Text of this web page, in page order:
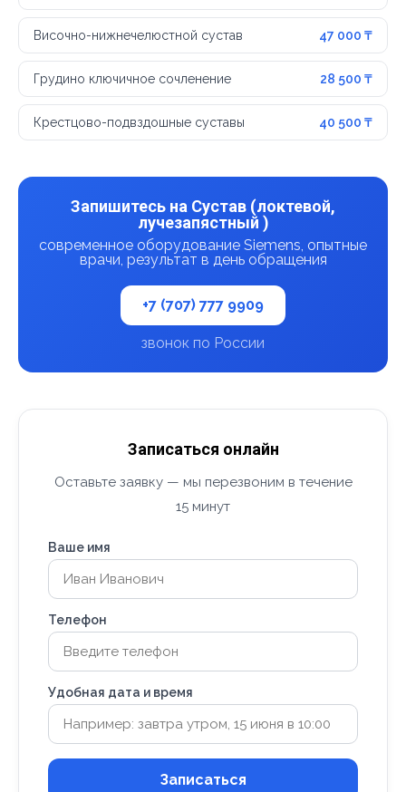
Височно-нижнечелюстной сустав 47 000 ₸
Грудино ключичное сочленение 28 500 ₸
Крестцово-подвздошные суставы 40 500 ₸
Запишитесь на Сустав (локтевой,
лучезапястный )
современное оборудование Siemens, опытные
врачи, результат в день обращения
+7 (707) 777 9909
звонок по России
Записаться онлайн
Оставьте заявку — мы перезвоним в течение
15 минут
Ваше имя
Телефон
Удобная дата и время
Записаться